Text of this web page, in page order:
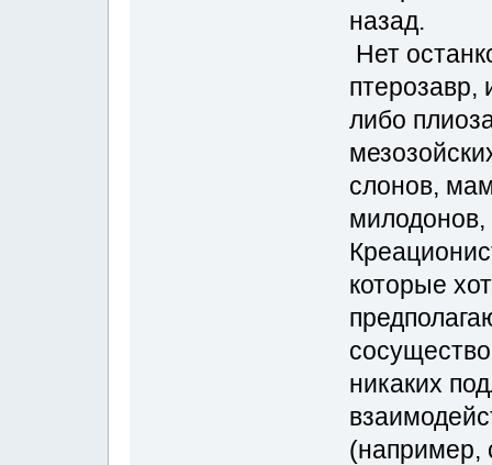
назад.
Нет
птерозавр,
либо
слонов,
милодонов,
которые
никаких
(например,